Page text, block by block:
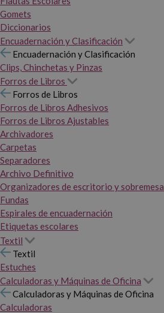
Gomets
Diccionarios
Encuadernación y Clasificación
Encuadernación y Clasificación
Clips, Chinchetas y Pinzas
Forros de Libros
Forros de Libros
Forros de Libros Adhesivos
Forros de Libros Ajustables
Archivadores
Carpetas
Separadores
Archivo Definitivo
Organizadores de escritorio y sobremesa
Fundas
Espirales de encuadernación
Etiquetas escolares
Textil
Textil
Estuches
Calculadoras y Máquinas de Oficina
Calculadoras y Máquinas de Oficina
Calculadoras